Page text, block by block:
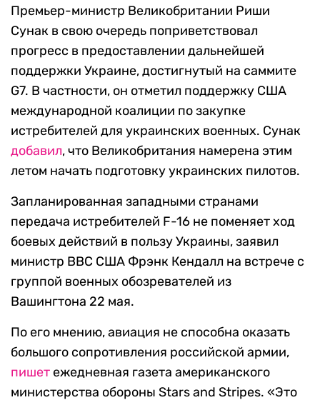
Премьер-министр Великобритании Риши
Сунак в свою очередь поприветствовал
прогресс в предоставлении дальнейшей
поддержки Украине, достигнутый на саммите
G7. В частности, он отметил поддержку США
международной коалиции по закупке
истребителей для украинских военных. Сунак
добавил, что Великобритания намерена этим
летом начать подготовку украинских пилотов.
Запланированная западными странами
передача истребителей F-16 не поменяет ход
боевых действий в пользу Украины, заявил
министр ВВС США Фрэнк Кендалл на встрече с
группой военных обозревателей из
Вашингтона 22 мая.
По его мнению, авиация не способна оказать
большого сопротивления российской армии,
пишетежедневная газета американского
министерства обороны Stars and Stripes. «Это